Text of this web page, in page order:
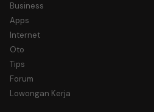
Business
Apps
Internet
Oto
Tips
Forum
Lowongan Kerja